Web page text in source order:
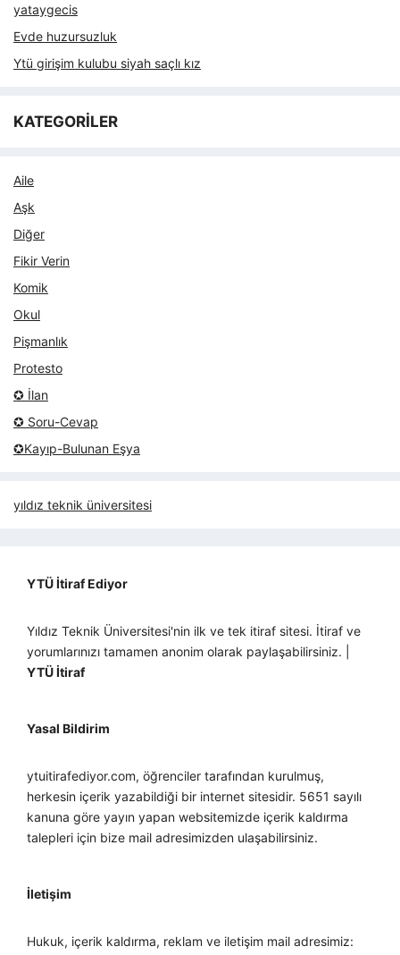
yataygecis
Evde huzursuzluk
Ytü girişim kulubu siyah saçlı kız
KATEGORİLER
Aile
Aşk
Diğer
Fikir Verin
Komik
Okul
Pişmanlık
Protesto
✪ İlan
✪ Soru-Cevap
✪Kayıp-Bulunan Eşya
yıldız teknik üniversitesi
YTÜ İtiraf Ediyor
Yıldız Teknik Üniversitesi'nin ilk ve tek itiraf sitesi. İtiraf ve
yorumlarınızı tamamen anonim olarak paylaşabilirsiniz. |
YTÜ İtiraf
Yasal Bildirim
ytuitirafediyor.com, öğrenciler tarafından kurulmuş,
herkesin içerik yazabildiği bir internet sitesidir. 5651 sayılı
kanuna göre yayın yapan websitemizde içerik kaldırma
talepleri için bize mail adresimizden ulaşabilirsiniz.
İletişim
Hukuk, içerik kaldırma, reklam ve iletişim mail adresimiz: